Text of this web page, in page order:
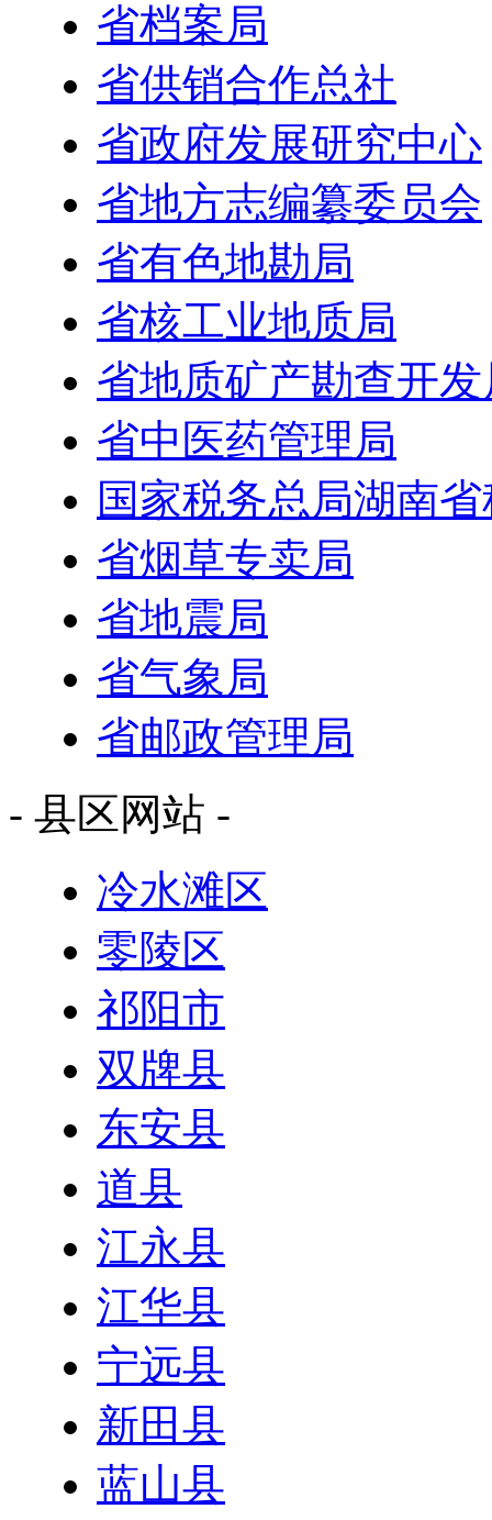
省档案局
省供销合作总社
省政府发展研究中心
省地方志编纂委员会
省有色地勘局
省核工业地质局
省地质矿产勘查开发
省中医药管理局
国家税务总局湖南
省烟草专卖局
省地震局
省气象局
省邮政管理局
- 县区网站 -
冷水滩区
零陵区
祁阳市
双牌县
东安县
道县
江永县
江华县
宁远县
新田县
蓝山县